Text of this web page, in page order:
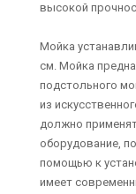
высокой
Мойка
см. Мойка
подстольного
из
должно
оборудование,
помощью к
имеет